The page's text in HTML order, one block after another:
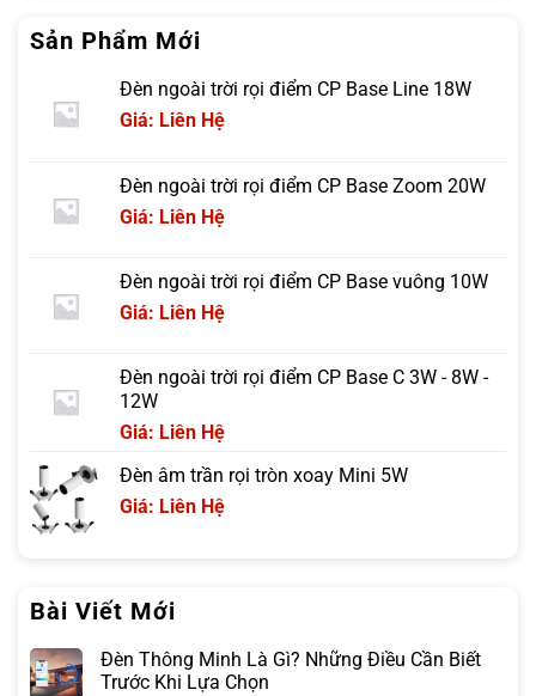
Sản Phẩm Mới
Đèn ngoài trời rọi điểm CP Base Line 18W
Giá: Liên Hệ
Đèn ngoài trời rọi điểm CP Base Zoom 20W
Giá: Liên Hệ
Đèn ngoài trời rọi điểm CP Base vuông 10W
Giá: Liên Hệ
Đèn ngoài trời rọi điểm CP Base C 3W - 8W -
12W
Giá: Liên Hệ
Đèn âm trần rọi tròn xoay Mini 5W
Giá: Liên Hệ
Bài Viết Mới
Đèn Thông Minh Là Gì? Những Điều Cần Biết
Trước Khi Lựa Chọn